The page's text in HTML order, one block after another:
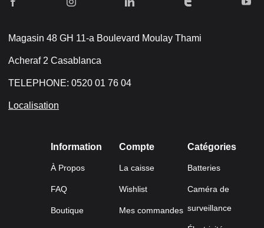
Magasin 48 GH 11-a Boulevard Moulay Thami
Acheraf 2 Casablanca
TELEPHONE: 0520 01 76 04
Localisation
Information
À Propos
FAQ
Boutique
Compte
La caisse
Wishlist
Mes commandes
Catégories
Batteries
Caméra de
surveillance